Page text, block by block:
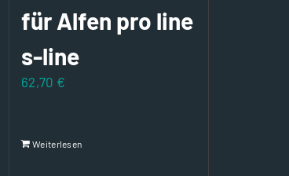
für Alfen pro line
s-line
62,70 €
Weiterlesen